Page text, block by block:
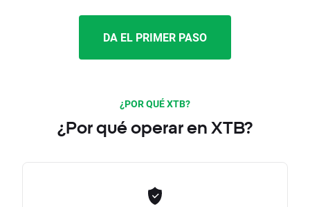
DA EL PRIMER PASO
¿POR QUÉ XTB?
¿Por qué operar en XTB?